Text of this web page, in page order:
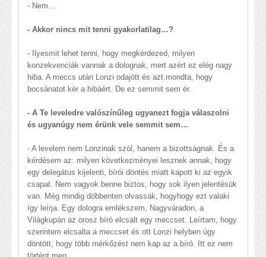
- Nem…
- Akkor nincs mit tenni gyakorlatilag…?
- Ilyesmit lehet tenni, hogy megkérdezed, milyen
konzekvenciák vannak a dolognak, mert azért ez elég nagy
hiba. A meccs után Lonzi odajött és azt mondta, hogy
bocsánatot kér a hibáért. De ez semmit sem ér.
- A Te leveledre valószínűleg ugyanezt fogja válaszolni
és ugyanúgy nem érünk vele semmit sem…
- A levelem nem Lonzinak szól, hanem a bizottságnak. És a
kérdésem az: milyen következményei lesznek annak, hogy
egy delegátus kijelenti, bírói döntés miatt kapott ki az egyik
csapat. Nem vagyok benne biztos, hogy sok ilyen jelentésük
van. Még mindig döbbenten olvassák, hogyhogy ezt valaki
így leírja. Egy dologra emlékszem, Nagyváradon, a
Világkupán az orosz bíró elcsalt egy meccset. Leírtam, hogy
szerintem elcsalta a meccset és ott Lonzi helyben úgy
döntött, hogy több mérkőzést nem kap az a bíró. Itt ez nem